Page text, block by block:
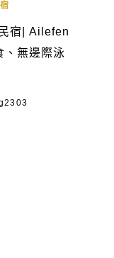
宿| Ailefen
無邊際泳